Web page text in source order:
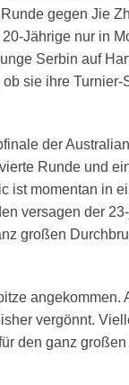
gegen Jie
Jährige nur in
Serbin auf
sie ihre Turnier-
der
Runde und
ist momentan in
versagen der
großen
angekommen.
vergönnt.
den ganz großen